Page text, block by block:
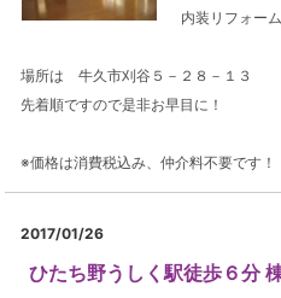
内装リフォー
場所は 牛久市刈谷５－２８－１３
先着順ですので是非お早目に！
※価格は消費税込み、仲介料不要です！
2017/01/26
ひたち野うしく駅徒歩６分